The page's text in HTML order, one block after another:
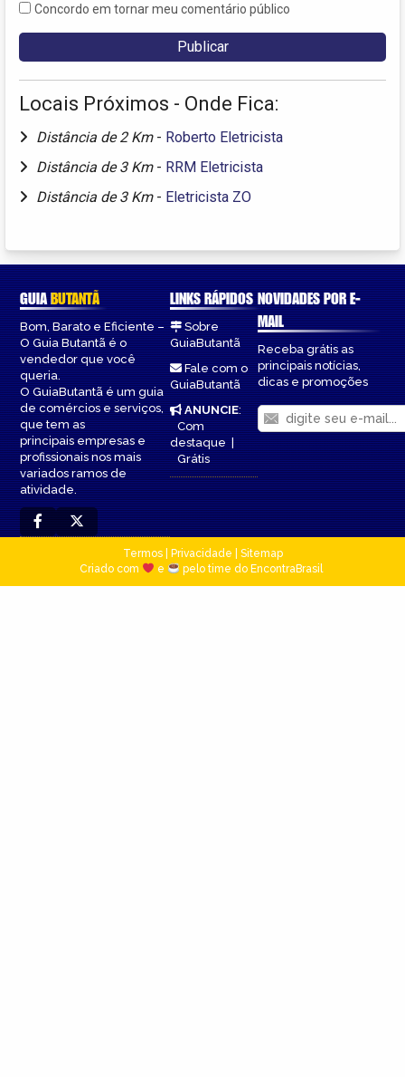
Concordo em tornar meu comentário público
Locais Próximos - Onde Fica:
Distância de 2 Km - Roberto Eletricista
Distância de 3 Km - RRM Eletricista
Distância de 3 Km - Eletricista ZO
GUIABUTANTÃ
Bom, Barato e Eficiente –
O Guia Butantã é o
vendedor que você
queria.
O GuiaButantã é um guia
de comércios e serviços,
que tem as
principais empresas e
profissionais nos mais
variados ramos de
atividade.
LINKS RÁPIDOS
Sobre
GuiaButantã
Fale com o
GuiaButantã
ANUNCIE:
Com
destaque|
Grátis
NOVIDADES POR E-
MAIL
Receba grátis as
principais notícias,
dicas e promoções
Termos| Privacidade
Sitemap
Criado com
e pelo time do EncontraBrasil